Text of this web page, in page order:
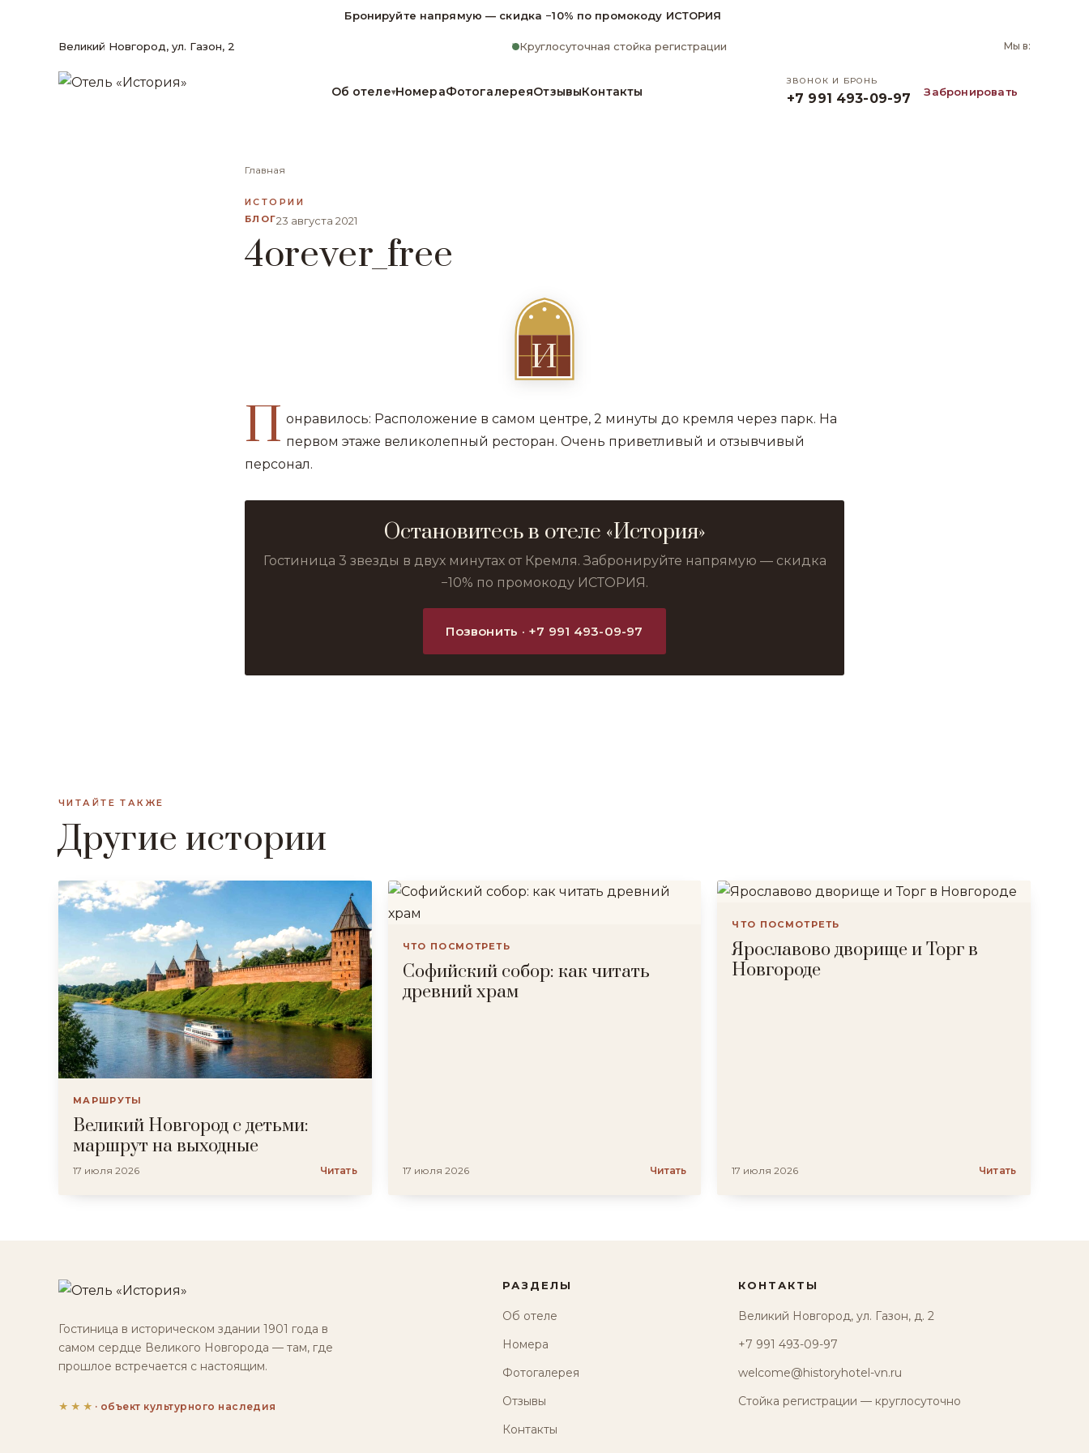
Бронируйте напрямую — скидка −10% по промокоду ИСТОРИЯ
Великий Новгород, ул. Газон, 2 Круглосуточная стойка регистрации Мы в:
Об отеле▾НомераФотогалереяОтзывыКонтакты
ЗВОНОК И БРОНЬ
+7 991 493-09-97 Забронировать
Главная
ИСТОРИИ
БЛОГ23 августа 2021
4orever_free
И
П онравилось: Расположение в самом центре, 2 минуты до кремля через парк. На
первом этаже великолепный ресторан. Очень приветливый и отзывчивый
персонал.
Остановитесь в отеле «История»
Гостиница 3 звезды в двух минутах от Кремля. Забронируйте напрямую — скидка
−10% по промокоду ИСТОРИЯ.
Позвонить · +7 991 493-09-97
ЧИТАЙТЕ ТАКЖЕ
Другие истории
МАРШРУТЫ
Великий Новгород с детьми:
маршрут на выходные
17 июля 2026 Читать
ЧТО ПОСМОТРЕТЬ
Софийский собор: как читать
древний храм
17 июля 2026 Читать
ЧТО ПОСМОТРЕТЬ
Ярославово дворище и Торг в
Новгороде
17 июля 2026 Читать
Гостиница в историческом здании 1901 года в
самом сердце Великого Новгорода — там, где
прошлое встречается с настоящим.
★★★ · объект культурного наследия
РАЗДЕЛЫ
Об отеле
Номера
Фотогалерея
Отзывы
Контакты
КОНТАКТЫ
Великий Новгород, ул. Газон, д. 2
+7 991 493-09-97
welcome@historyhotel-vn.ru
Стойка регистрации — круглосуточно